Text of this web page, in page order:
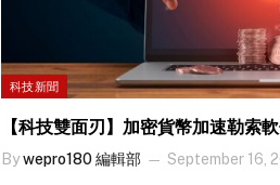
科技新聞
【科技雙面刃】加密貨幣加速勒索
Bywepro180 編輯部 September 16,